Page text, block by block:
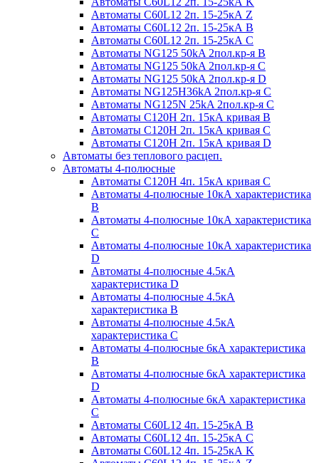
Автоматы C60L12 2п. 15-25кА Z
Автоматы C60L12 2п. 15-25кА B
Автоматы C60L12 2п. 15-25кА C
Автоматы NG125 50kA 2пол.кр-я B
Автоматы NG125 50kA 2пол.кр-я C
Автоматы NG125 50kA 2пол.кр-я D
Автоматы NG125H36kA 2пол.кр-я C
Автоматы NG125N 25kA 2пол.кр-я C
Автоматы С120H 2п. 15кА кривая B
Автоматы С120H 2п. 15кА кривая C
Автоматы С120H 2п. 15кА кривая D
Автоматы без теплового расцеп.
Автоматы 4-полюсные
Автоматы С120H 4п. 15кА кривая C
Автоматы 4-полюсные 10кА характеристика
B
Автоматы 4-полюсные 10кА характеристика
C
Автоматы 4-полюсные 10кА характеристика
D
Автоматы 4-полюсные 4.5кА
характеристика D
Автоматы 4-полюсные 4.5кА
характеристика В
Автоматы 4-полюсные 4.5кА
характеристика С
Автоматы 4-полюсные 6кА характеристика
B
Автоматы 4-полюсные 6кА характеристика
D
Автоматы 4-полюсные 6кА характеристика
С
Автоматы C60L12 4п. 15-25кА B
Автоматы C60L12 4п. 15-25кА C
Автоматы C60L12 4п. 15-25кА K